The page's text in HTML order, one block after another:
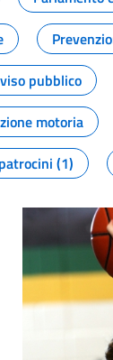
pubblico
motoria
(1)